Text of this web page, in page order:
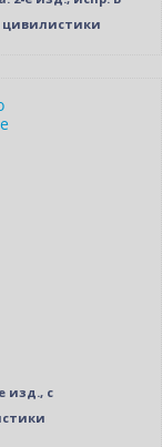
цивилистики
изд., с